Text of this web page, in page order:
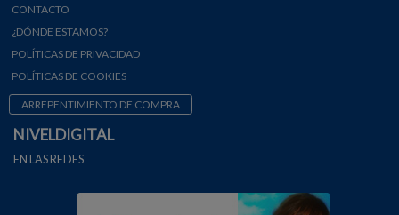
CONTACTO
¿DÓNDE ESTAMOS?
POLÍTICAS DE PRIVACIDAD
POLÍTICAS DE COOKIES
ARREPENTIMIENTO DE COMPRA
NIVELDIGITAL
EN LAS REDES